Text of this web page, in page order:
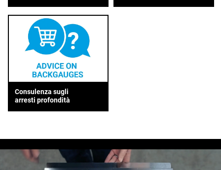
Consulenza sugli
arresti profondità